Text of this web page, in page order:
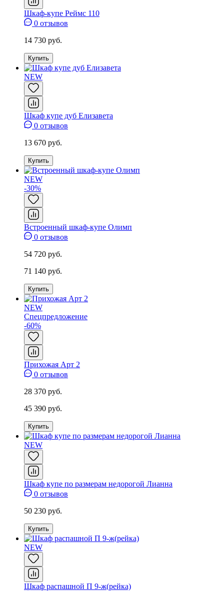
Шкаф-купе Реймс 110
0 отзывов
14 730 руб.
Купить
NEW
Шкаф купе дуб Елизавета
0 отзывов
13 670 руб.
Купить
NEW
-30%
Встроенный шкаф-купе Олимп
0 отзывов
54 720 руб.
71 140 руб.
Купить
NEW
Спецпредложение
-60%
Прихожая Арт 2
0 отзывов
28 370 руб.
45 390 руб.
Купить
NEW
Шкаф купе по размерам недорогой Лианна
0 отзывов
50 230 руб.
Купить
NEW
Шкаф распашной П 9-ж(рейка)